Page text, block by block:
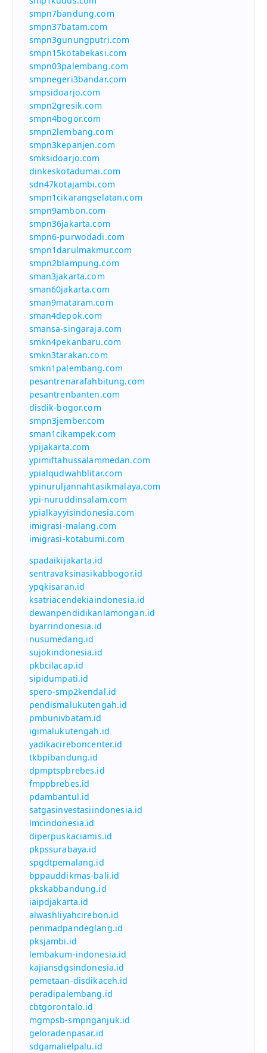
smpn7bandung.com
smpn37batam.com
smpn3gunungputri.com
smpn15kotabekasi.com
smpn03palembang.com
smpnegeri3bandar.com
smpsidoarjo.com
smpn2gresik.com
smpn4bogor.com
smpn2lembang.com
smpn3kepanjen.com
smksidoarjo.com
dinkeskotadumai.com
sdn47kotajambi.com
smpn1cikarangselatan.com
smpn9ambon.com
smpn36jakarta.com
smpn6-purwodadi.com
smpn1darulmakmur.com
smpn2blampung.com
sman3jakarta.com
sman60jakarta.com
sman9mataram.com
sman4depok.com
smansa-singaraja.com
smkn4pekanbaru.com
smkn3tarakan.com
smkn1palembang.com
pesantrenarafahbitung.com
pesantrenbanten.com
disdik-bogor.com
smpn3jember.com
sman1cikampek.com
ypijakarta.com
ypimiftahussalammedan.com
ypialqudwahblitar.com
ypinuruljannahtasikmalaya.com
ypi-nuruddinsalam.com
ypialkayyisindonesia.com
imigrasi-malang.com
imigrasi-kotabumi.com
spadaikijakarta.id
sentravaksinasikabbogor.id
ypqkisaran.id
ksatriacendekiaindonesia.id
dewanpendidikanlamongan.id
byarrindonesia.id
nusumedang.id
sujokindonesia.id
pkbcilacap.id
sipidumpati.id
spero-smp2kendal.id
pendismalukutengah.id
pmbunivbatam.id
igimalukutengah.id
yadikacireboncenter.id
tkbpibandung.id
dpmptspbrebes.id
fmppbrebes.id
pdambantul.id
satgasinvestasiindonesia.id
lmcindonesia.id
diperpuskaciamis.id
pkpssurabaya.id
spgdtpemalang.id
bppauddikmas-bali.id
pkskabbandung.id
iaipdjakarta.id
alwashliyahcirebon.id
penmadpandeglang.id
pksjambi.id
lembakum-indonesia.id
kajiansdgsindonesia.id
pemetaan-disdikaceh.id
peradipalembang.id
cbtgorontalo.id
mgmpsb-smpnganjuk.id
geloradenpasar.id
sdgamalielpalu.id